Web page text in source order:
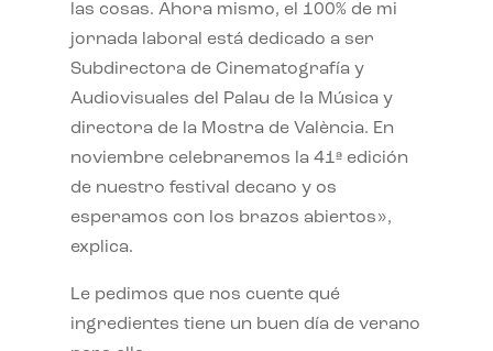
las cosas. Ahora mismo, el 100% de mi
jornada laboral está dedicado a ser
Subdirectora de Cinematografía y
Audiovisuales del Palau de la Música y
directora de la Mostra de València. En
noviembre celebraremos la 41ª edición
de nuestro festival decano y os
esperamos con los brazos abiertos»,
explica.
Le pedimos que nos cuente qué
ingredientes tiene un buen día de verano